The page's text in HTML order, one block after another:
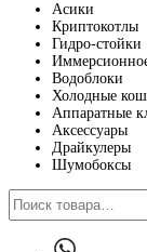
Асики
Криптокотлы
Гидро-стойки
Водоблоки
Холодные
Аппаратные
Аксессуары
Драйкулеры
Шумобоксы
Поиск